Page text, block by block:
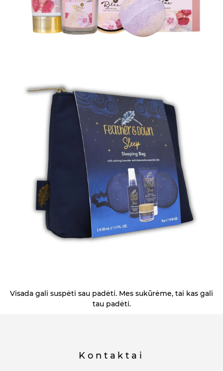
Visada gali suspėti sau padėti. Mes sukūrėme, tai kas gali
tau padėti.
Kontaktai